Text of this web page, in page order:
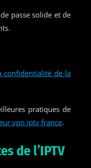
passe solide et de
confidentialité de la
pratiques de
vpn iptv france.
de l’IPTV